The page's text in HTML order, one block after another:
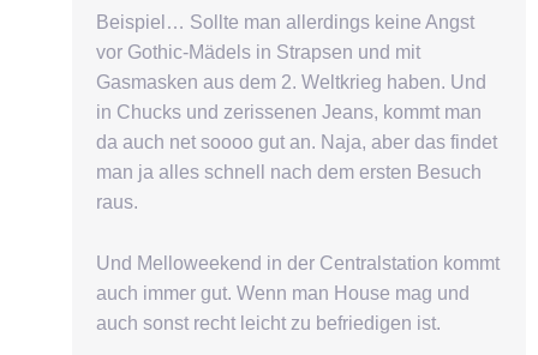
Beispiel… Sollte man allerdings keine Angst
vor Gothic-Mädels in Strapsen und mit
Gasmasken aus dem 2. Weltkrieg haben. Und
in Chucks und zerissenen Jeans, kommt man
da auch net soooo gut an. Naja, aber das findet
man ja alles schnell nach dem ersten Besuch
raus.
Und Melloweekend in der Centralstation kommt
auch immer gut. Wenn man House mag und
auch sonst recht leicht zu befriedigen ist.